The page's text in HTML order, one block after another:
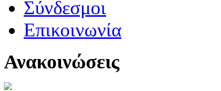
Σύνδεσμοι
Επικοινωνία
Ανακοινώσεις